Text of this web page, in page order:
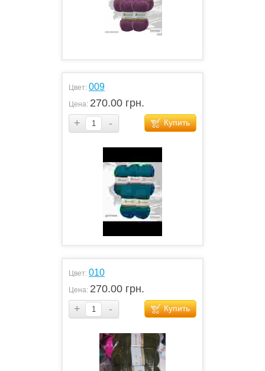
Цвет: 009
Цена: 270.00 грн.
+
- Купить
Цвет: 010
Цена: 270.00 грн.
+
- Купить